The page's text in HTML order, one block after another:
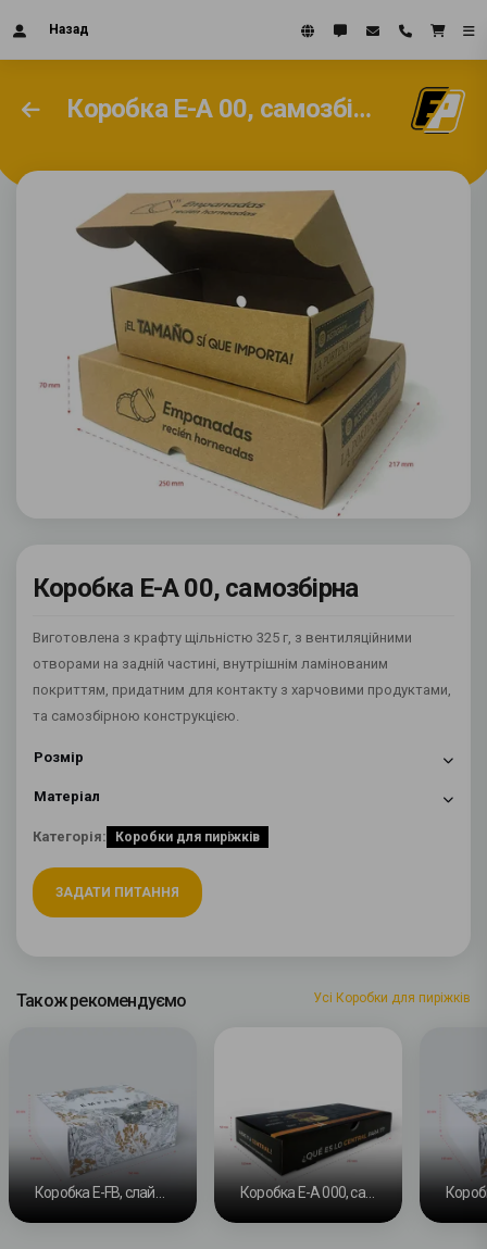
Назад
Коробка E-A 00, самозбірна
Коробка E-A 00, самозбірна
Виготовлена з крафту щільністю 325 г, з вентиляційними
отворами на задній частині, внутрішнім ламінованим
покриттям, придатним для контакту з харчовими продуктами,
та самозбірною конструкцією.
Розмір
Матеріал
Категорія: Коробки для пиріжків
ЗАДАТИ ПИТАННЯ
Також рекомендуємо Усі Коробки для пиріжків
Коробка E-A 000, самозбірна